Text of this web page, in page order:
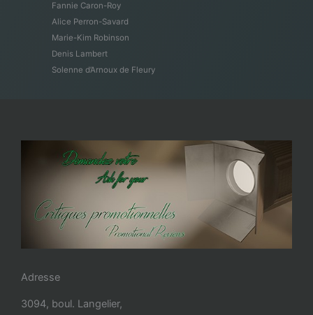
Fannie Caron-Roy
Alice Perron-Savard
Marie-Kim Robinson
Denis Lambert
Solenne d’Arnoux de Fleury
Adresse
3094, boul. Langelier,